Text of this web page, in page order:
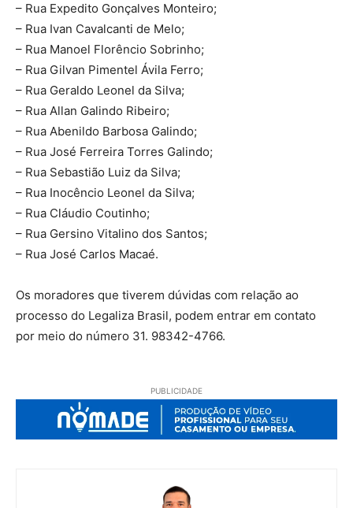
– Rua Expedito Gonçalves Monteiro;
– Rua Ivan Cavalcanti de Melo;
– Rua Manoel Florêncio Sobrinho;
– Rua Gilvan Pimentel Ávila Ferro;
– Rua Geraldo Leonel da Silva;
– Rua Allan Galindo Ribeiro;
– Rua Abenildo Barbosa Galindo;
– Rua José Ferreira Torres Galindo;
– Rua Sebastião Luiz da Silva;
– Rua Inocêncio Leonel da Silva;
– Rua Cláudio Coutinho;
– Rua Gersino Vitalino dos Santos;
– Rua José Carlos Macaé.
Os moradores que tiverem dúvidas com relação ao
processo do Legaliza Brasil, podem entrar em contato
por meio do número 31. 98342-4766.
PUBLICIDADE